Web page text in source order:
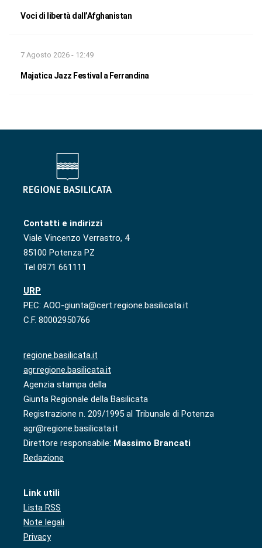
Voci di libertà dall’Afghanistan
7 Agosto 2026 - 12:49
Majatica Jazz Festival a Ferrandina
Contatti e indirizzi
Viale Vincenzo Verrastro, 4
85100 Potenza PZ
Tel 0971 661111
URP
PEC: AOO-giunta@cert.regione.basilicata.it
C.F. 80002950766
regione.basilicata.it
agr.regione.basilicata.it
Agenzia stampa della
Giunta Regionale della Basilicata
Registrazione n. 209/1995 al Tribunale di Potenza
agr@regione.basilicata.it
Direttore responsabile: Massimo Brancati
Redazione
Link utili
Lista RSS
Note legali
Privacy